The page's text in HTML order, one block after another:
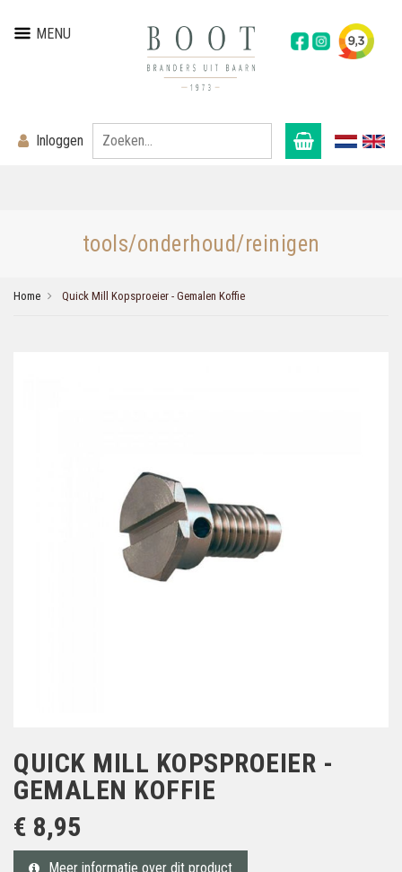
MENU
Inloggen
tools/onderhoud/reinigen
Home Quick Mill Kopsproeier - Gemalen Koffie
QUICK MILL KOPSPROEIER -
GEMALEN KOFFIE
€ 8,95
Meer informatie over dit product